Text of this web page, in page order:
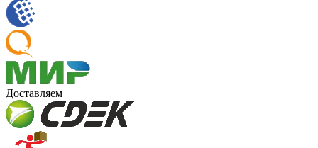
Доставляем